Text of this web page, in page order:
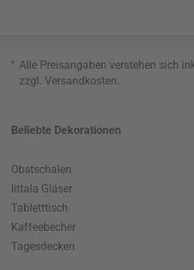
* Alle Preisangaben verstehen sich
zzgl. Versandkosten
Beliebte Dekorationen
Obstschalen
Iittala Gläser
Tabletttisch
Kaffeebecher
Tagesdecken